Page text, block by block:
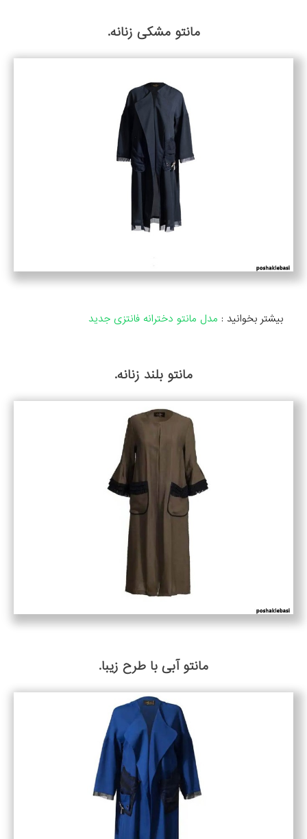
مانتو مشکی زنانه.
بیشتر بخوانید : مدل مانتو دخترانه فانتزی جدید
مانتو بلند زنانه.
مانتو آبی با طرح زیبا.